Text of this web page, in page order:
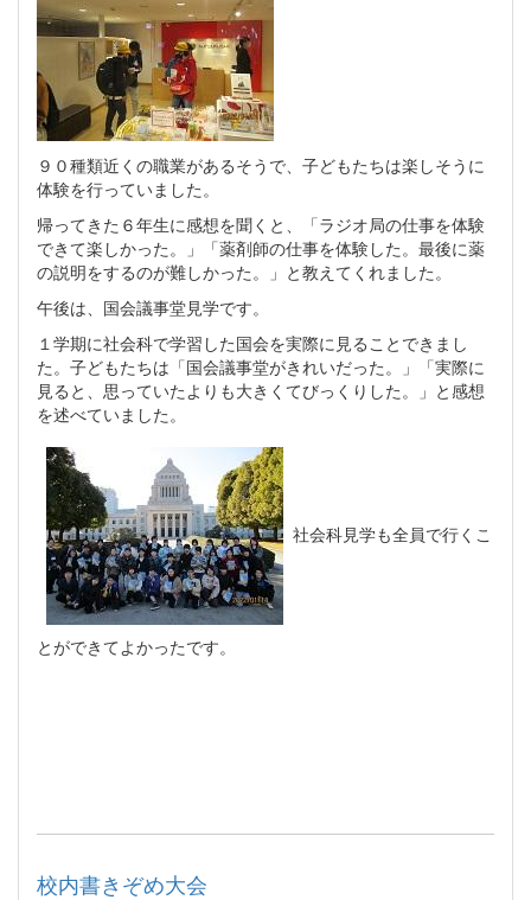
９０種類近くの職業があるそうで、子どもたちは楽しそうに
体験を行っていました。
帰ってきた６年生に感想を聞くと、「ラジオ局の仕事を体験
できて楽しかった。」「薬剤師の仕事を体験した。最後に薬
の説明をするのが難しかった。」と教えてくれました。
午後は、国会議事堂見学です。
１学期に社会科で学習した国会を実際に見ることできまし
た。子どもたちは「国会議事堂がきれいだった。」「実際に
見ると、思っていたよりも大きくてびっくりした。」と感想
を述べていました。
社会科見学も全員で行くこ
とができてよかったです。
校内書きぞめ大会